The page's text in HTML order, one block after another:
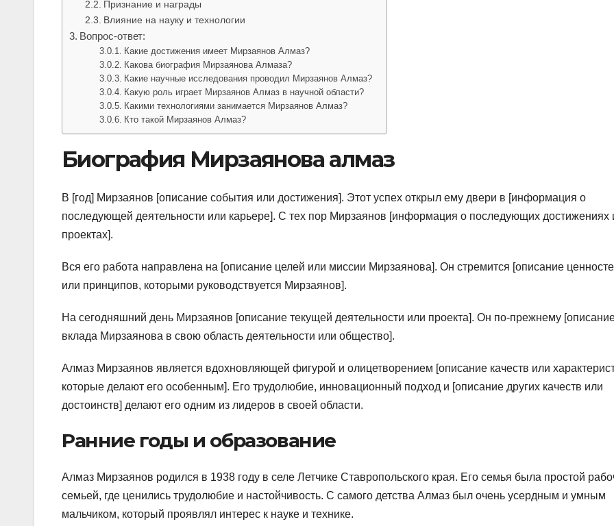
Признание и награды
Влияние на науку и технологии
Вопрос-ответ:
Какие достижения имеет Мирзаянов Алмаз?
Какова биография Мирзаянова Алмаза?
Какие научные исследования проводил Мирзаянов Алмаз?
Какую роль играет Мирзаянов Алмаз в научной области?
Какими технологиями занимается Мирзаянов Алмаз?
Кто такой Мирзаянов Алмаз?
Биография Мирзаянова алмаз
В [год] Мирзаянов [описание события или достижения]. Этот успех открыл ему двери в [информация о
последующей деятельности или карьере]. С тех пор Мирзаянов [информация о последующих достижениях
проектах].
Вся его работа направлена на [описание целей или миссии Мирзаянова]. Он стремится [описание
или принципов, которыми руководствуется Мирзаянов].
На сегодняшний день Мирзаянов [описание текущей деятельности или проекта]. Он по-прежнему
вклада Мирзаянова в свою область деятельности или общество].
Алмаз Мирзаянов является вдохновляющей фигурой и олицетворением [описание качеств или
которые делают его особенным]. Его трудолюбие, инновационный подход и [описание других качеств или
достоинств] делают его одним из лидеров в своей области.
Ранние годы и образование
Алмаз Мирзаянов родился в 1938 году в селе Летчике Ставропольского края. Его семья была простой
семьей, где ценились трудолюбие и настойчивость. С самого детства Алмаз был очень усердным и умным
мальчиком, который проявлял интерес к науке и технике.